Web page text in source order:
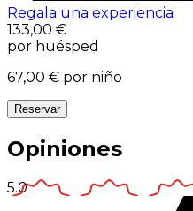
Regala una experiencia
133,00 €
por huésped
67,00 € por niño
Reservar
Opiniones
5.0